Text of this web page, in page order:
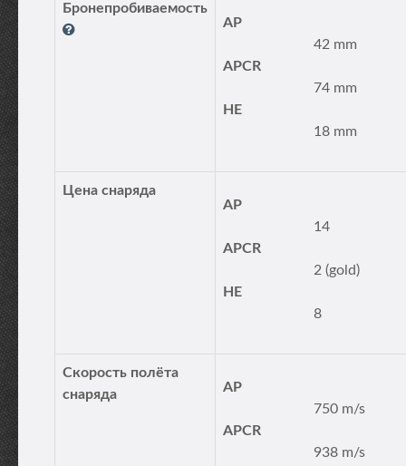
Бронепробиваемость
AP
42 mm
APCR
74 mm
HE
18 mm
Цена снаряда
AP
14
APCR
2 (gold)
HE
8
Скорость полёта
снаряда
AP
750 m/s
APCR
938 m/s